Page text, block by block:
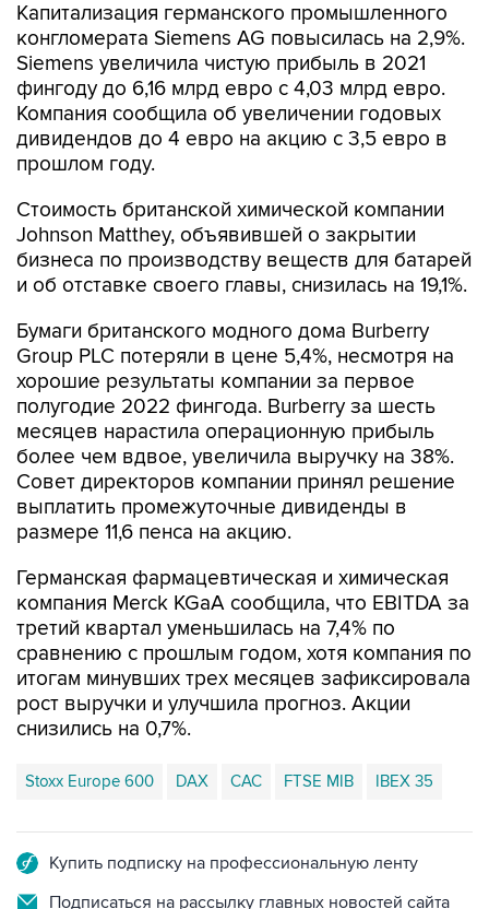
Капитализация германского промышленного
конгломерата Siemens AG повысилась на 2,9%.
Siemens увеличила чистую прибыль в 2021
фингоду до 6,16 млрд евро с 4,03 млрд евро.
Компания сообщила об увеличении годовых
дивидендов до 4 евро на акцию с 3,5 евро в
прошлом году.
Стоимость британской химической компании
Johnson Matthey, объявившей о закрытии
бизнеса по производству веществ для батарей
и об отставке своего главы, снизилась на 19,1%.
Бумаги британского модного дома Burberry
Group PLC потеряли в цене 5,4%, несмотря на
хорошие результаты компании за первое
полугодие 2022 фингода. Burberry за шесть
месяцев нарастила операционную прибыль
более чем вдвое, увеличила выручку на 38%.
Совет директоров компании принял решение
выплатить промежуточные дивиденды в
размере 11,6 пенса на акцию.
Германская фармацевтическая и химическая
компания Merck KGaA сообщила, что EBITDA за
третий квартал уменьшилась на 7,4% по
сравнению с прошлым годом, хотя компания по
итогам минувших трех месяцев зафиксировала
рост выручки и улучшила прогноз. Акции
снизились на 0,7%.
Stoxx Europe 600 DAX CAC FTSE MIB IBEX 35
Купить подписку на профессиональную ленту
Подписаться на рассылку главных новостей сайта